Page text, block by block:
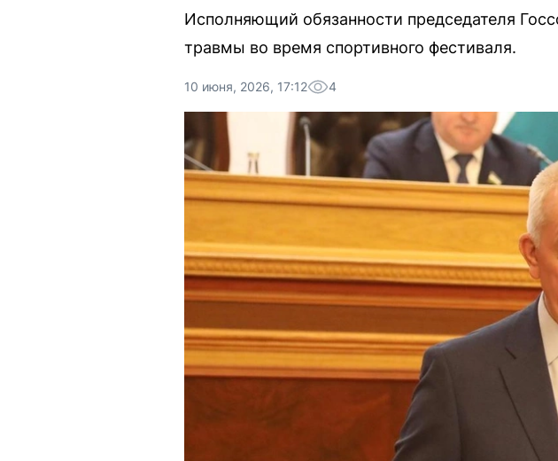
Исполняющий обязанности председателя
травмы во время спортивного фестиваля.
10 июня, 2026, 17:12 4